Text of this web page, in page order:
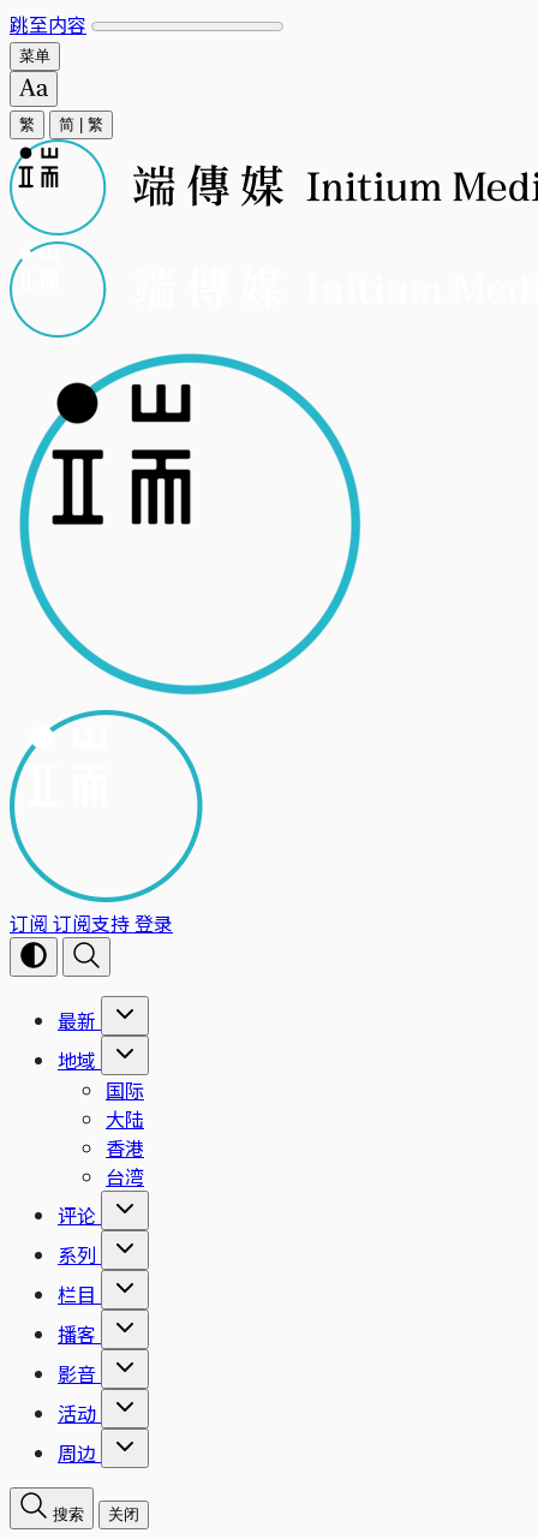
跳至内容
菜单
繁 简 繁
订阅 订阅支持登录
最新
地域
国际
大陆
香港
台湾
评论
系列
栏目
播客
影音
活动
周边
搜索 关闭